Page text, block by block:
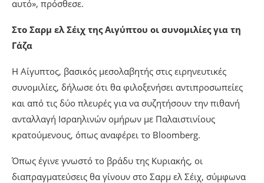
αυτό», πρόσθεσε.
Στο Σαρμ ελ Σέιχ της Αιγύπτου οι συνομιλίες για τη
Γάζα
Η Αίγυπτος, βασικός μεσολαβητής στις ειρηνευτικές
συνομιλίες, δήλωσε ότι θα φιλοξενήσει αντιπροσωπείες
και από τις δύο πλευρές για να συζητήσουν την πιθανή
ανταλλαγή Ισραηλινών ομήρων με Παλαιστινίους
κρατούμενους, όπως αναφέρει το Bloomberg.
Όπως έγινε γνωστό το βράδυ της Κυριακής, οι
διαπραγματεύσεις θα γίνουν στο Σαρμ ελ Σέιχ, σύμφωνα